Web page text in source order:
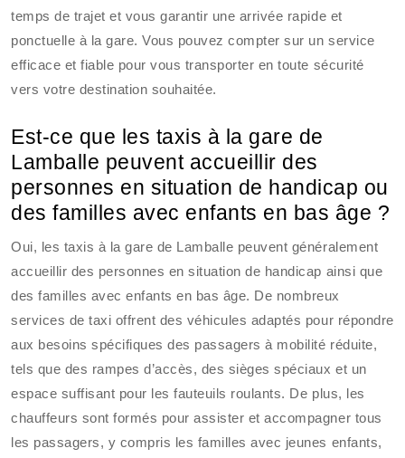
temps de trajet et vous garantir une arrivée rapide et
ponctuelle à la gare. Vous pouvez compter sur un service
efficace et fiable pour vous transporter en toute sécurité
vers votre destination souhaitée.
Est-ce que les taxis à la gare de
Lamballe peuvent accueillir des
personnes en situation de handicap ou
des familles avec enfants en bas âge ?
Oui, les taxis à la gare de Lamballe peuvent généralement
accueillir des personnes en situation de handicap ainsi que
des familles avec enfants en bas âge. De nombreux
services de taxi offrent des véhicules adaptés pour répondre
aux besoins spécifiques des passagers à mobilité réduite,
tels que des rampes d’accès, des sièges spéciaux et un
espace suffisant pour les fauteuils roulants. De plus, les
chauffeurs sont formés pour assister et accompagner tous
les passagers, y compris les familles avec jeunes enfants,